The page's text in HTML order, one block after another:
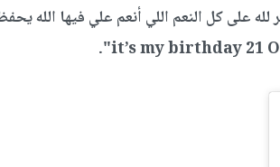
على كل النعم اللي أنعم علي فيها الله